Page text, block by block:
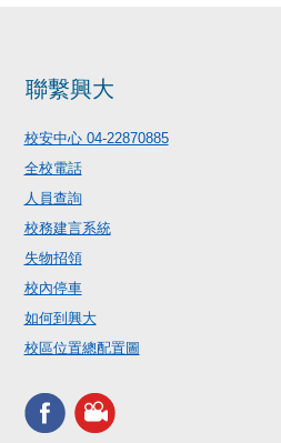
聯繫興大
校安中心 04-22870885
全校電話
人員查詢
校務建言系統
失物招領
校內停車
如何到興大
校區位置總配置圖